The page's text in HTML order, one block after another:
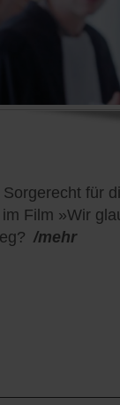
für
Film »Wir
/mehr